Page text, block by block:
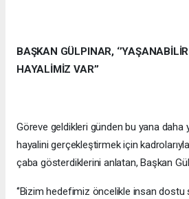
BAŞKAN GÜLPINAR,
HAYALİMİZ VAR’’
Göreve geldikleri günden bu yana daha
hayalini gerçekleştirmek için
çaba gösterdiklerini anlatan, Başkan
‘’Bizim hedefimiz öncelikle insan dostu